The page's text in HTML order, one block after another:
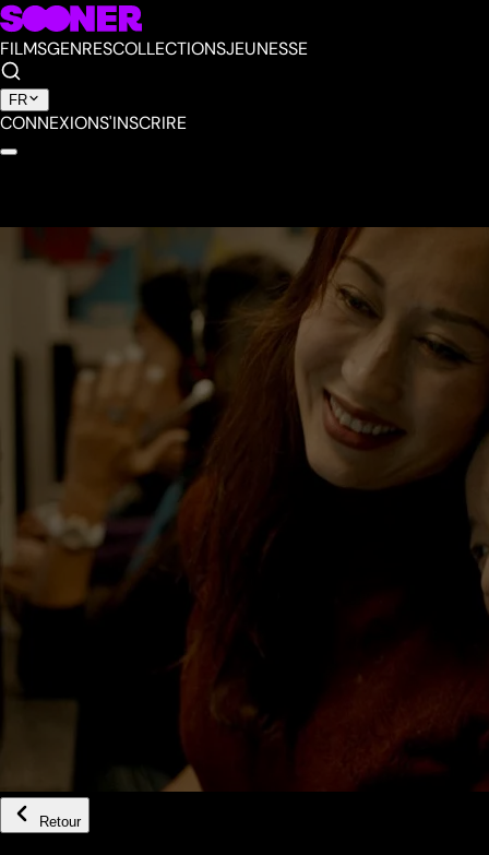
FILMSGENRESCOLLECTIONSJEUNESSE
FR
CONNEXIONS'INSCRIRE
Retour